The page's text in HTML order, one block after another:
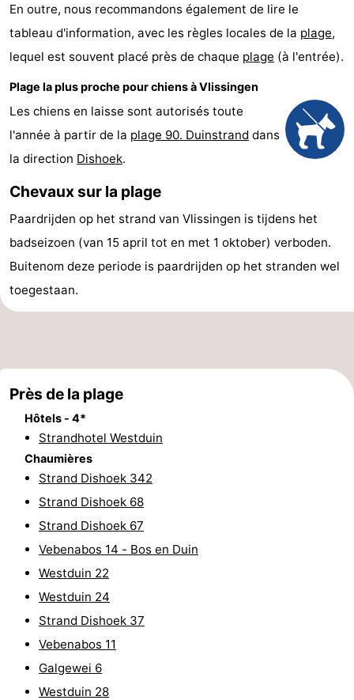
Vlissingen
Zeeland
Vebenabos
-
Last
minutes
Plages
Voir
et
faire
Lieux
d'intérêt
-
Musées
-
Monuments
-
de
vue
-
Terrains
jeux
-
Aires
jeux
intérieures
Bowling
Centres
bien-
être
Villages
villes
Nature
Visites
guidées
Sports
Piscines
En outre, nous recommandons également de lire le
tableau d'information, avec les règles locales de la plage,
lequel est souvent placé près de chaque plage (à l'entrée).
Plage la plus proche pour chiens à Vlissingen
Les chiens en laisse sont autorisés toute
l'année à partir de la plage 90. Duinstrand dans
la direction Dishoek.
Chevaux sur la plage
Paardrijden op het strand van Vlissingen is tijdens het
badseizoen (van 15 april tot en met 1 oktober) verboden.
Buitenom deze periode is paardrijden op het stranden wel
toegestaan.
Près de la plage
Hôtels - 4*
Strandhotel Westduin
Chaumières
Strand Dishoek 342
Strand Dishoek 68
Strand Dishoek 67
Vebenabos 14 - Bos en Duin
Westduin 22
Westduin 24
Strand Dishoek 37
Vebenabos 11
Galgewei 6
Westduin 28